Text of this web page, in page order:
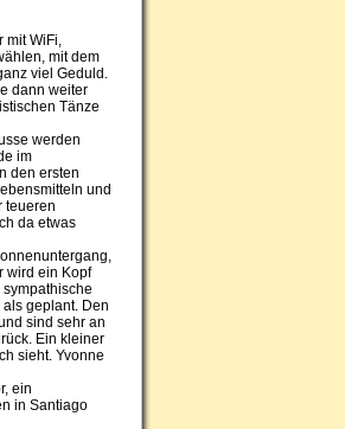
mit WiFi,
mit dem
viel Geduld.
dann weiter
Tänze
werden
im
den ersten
und
teueren
da etwas
wird ein Kopf
geplant. Den
sind sehr an
Ein kleiner
sieht. Yvonne
ein
in Santiago